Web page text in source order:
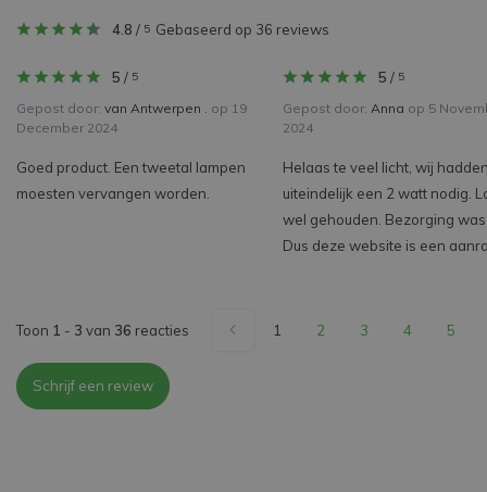
4.8 / 5 Gebaseerd op 36 reviews
5 / 5
Gepost door: van Antwerpen . op 19
December 2024
Goed product. Een tweetal lampen
moesten vervangen worden.
5 / 5
Gepost door: Anna op 5
2024
Helaas te veel licht, wij
uiteindelijk een 2 watt nodig.
wel gehouden. Bezorging
Dus deze website is een
Toon 1 - 3 van 36 reacties 1 2 3 4 5
Schrijf een review